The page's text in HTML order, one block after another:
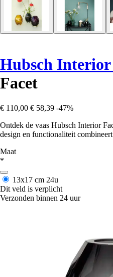
Hubsch Interior
Facet
€ 110,00 € 58,39 -47%
Ontdek de vaas Hubsch Interior
design en functionaliteit
Maat
*
13x17 cm 24u
Dit veld is verplicht
Verzonden binnen 24 uur